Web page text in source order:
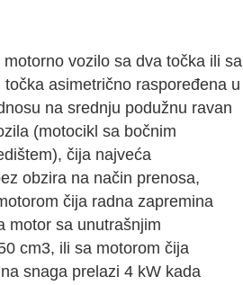
motorno vozilo sa dva točka ili sa
točka asimetrično raspoređena u
na srednju podužnu ravan
(motocikl sa bočnim
čija najveća
obzira na način prenosa,
čija radna zapremina
motor sa unutrašnjim
cm3, ili sa motorom čija
snaga prelazi 4 kW kada